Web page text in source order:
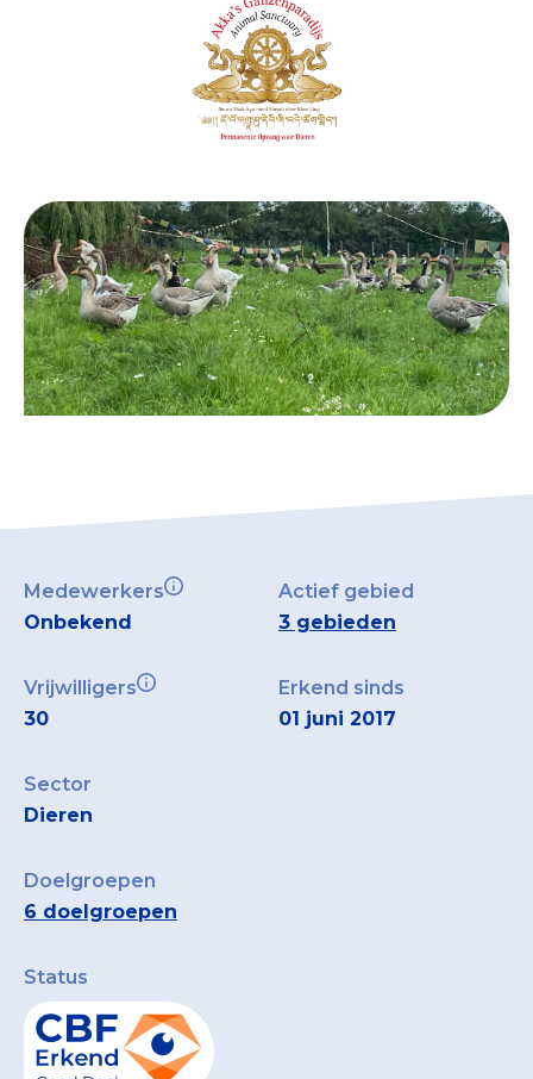
Register Erkende Donatieplatformen
Medewerkers
Onbekend
Actief gebied
3 gebieden
Vrijwilligers
30
Erkend sinds
01 juni 2017
Sector
Dieren
Doelgroepen
6 doelgroepen
Status